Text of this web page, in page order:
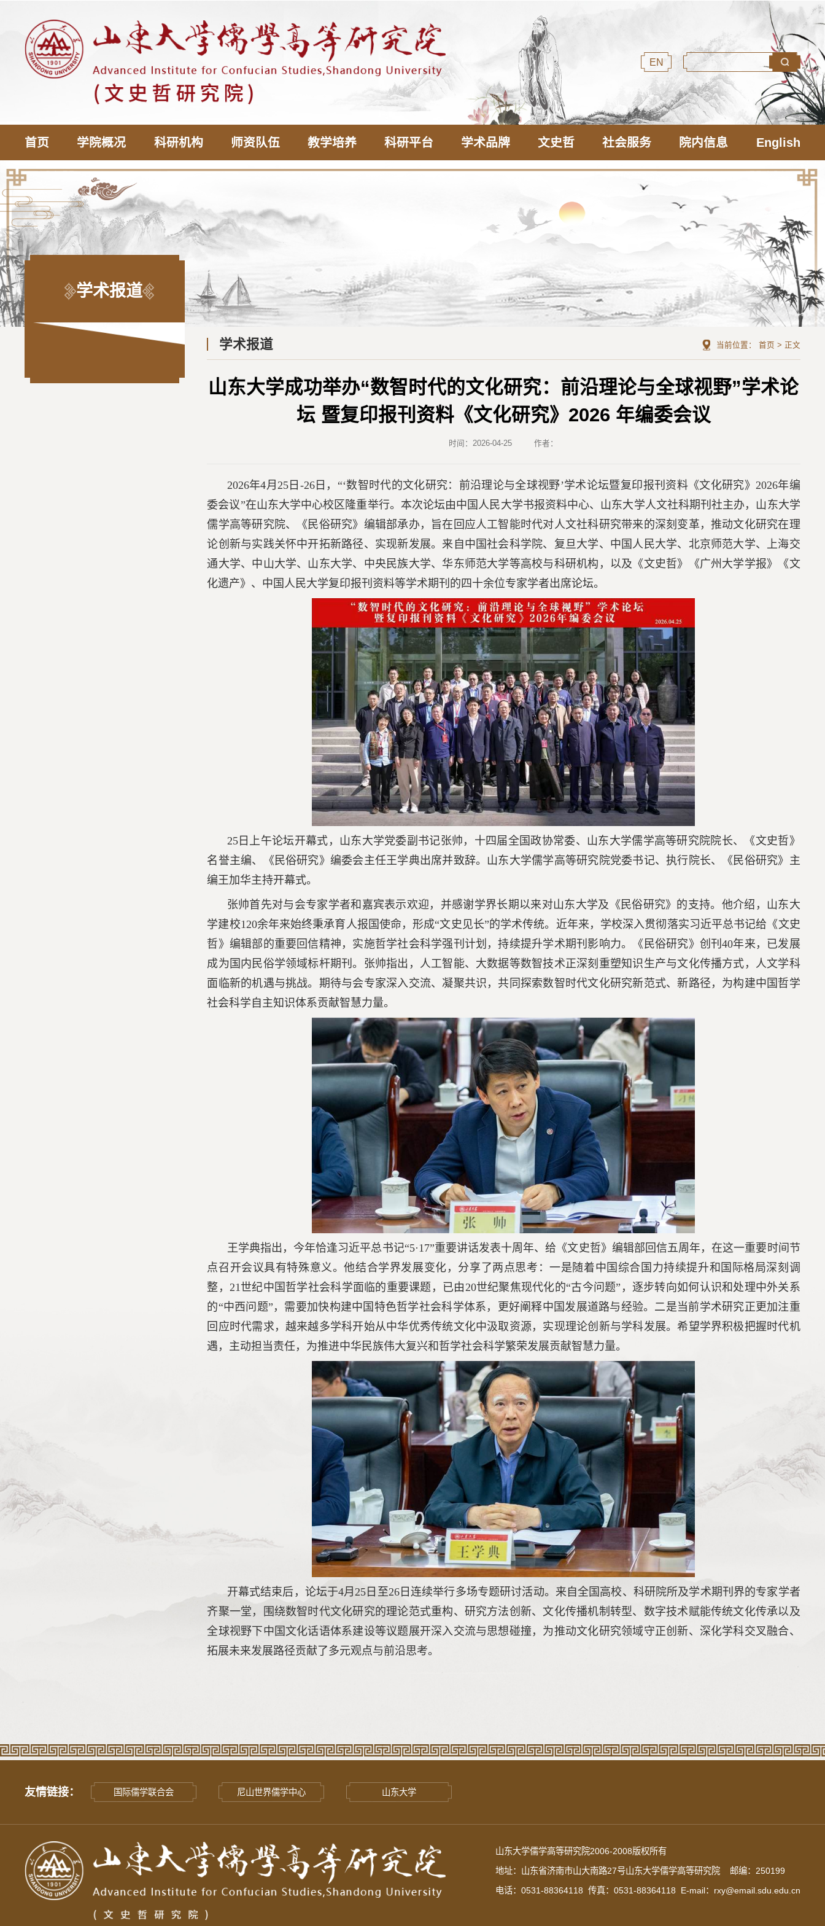
EN
首页 学院概况 科研机构 师资队伍 教学培养 科研平台 学术品牌 文史哲 社会服务 院内信息 English
学术报道
学术报道 当前位置： 首页 > 正文
山东大学成功举办“数智时代的文化研究：前沿理论与全球视野”学术论
坛 暨复印报刊资料《文化研究》2026 年编委会议
时间：2026-04-25 作者：
2026年4月25日-26日，“‘数智时代的文化研究：前沿理论与全球视野’学术论坛暨复印报刊资料《文化研究》2026年编
委会议”在山东大学中心校区隆重举行。本次论坛由中国人民大学书报资料中心、山东大学人文社科期刊社主办，山东大学
儒学高等研究院、《民俗研究》编辑部承办，旨在回应人工智能时代对人文社科研究带来的深刻变革，推动文化研究在理
论创新与实践关怀中开拓新路径、实现新发展。来自中国社会科学院、复旦大学、中国人民大学、北京师范大学、上海交
通大学、中山大学、山东大学、中央民族大学、华东师范大学等高校与科研机构，以及《文史哲》《广州大学学报》《文
化遗产》、中国人民大学复印报刊资料等学术期刊的四十余位专家学者出席论坛。
25日上午论坛开幕式，山东大学党委副书记张帅，十四届全国政协常委、山东大学儒学高等研究院院长、《文史哲》
名誉主编、《民俗研究》编委会主任王学典出席并致辞。山东大学儒学高等研究院党委书记、执行院长、《民俗研究》主
编王加华主持开幕式。
张帅首先对与会专家学者和嘉宾表示欢迎，并感谢学界长期以来对山东大学及《民俗研究》的支持。他介绍，山东大
学建校120余年来始终秉承育人报国使命，形成“文史见长”的学术传统。近年来，学校深入贯彻落实习近平总书记给《文史
哲》编辑部的重要回信精神，实施哲学社会科学强刊计划，持续提升学术期刊影响力。《民俗研究》创刊40年来，已发展
成为国内民俗学领域标杆期刊。张帅指出，人工智能、大数据等数智技术正深刻重塑知识生产与文化传播方式，人文学科
面临新的机遇与挑战。期待与会专家深入交流、凝聚共识，共同探索数智时代文化研究新范式、新路径，为构建中国哲学
社会科学自主知识体系贡献智慧力量。
王学典指出，今年恰逢习近平总书记“5·17”重要讲话发表十周年、给《文史哲》编辑部回信五周年，在这一重要时间节
点召开会议具有特殊意义。他结合学界发展变化，分享了两点思考：一是随着中国综合国力持续提升和国际格局深刻调
整，21世纪中国哲学社会科学面临的重要课题，已由20世纪聚焦现代化的“古今问题”，逐步转向如何认识和处理中外关系
的“中西问题”，需要加快构建中国特色哲学社会科学体系，更好阐释中国发展道路与经验。二是当前学术研究正更加注重
回应时代需求，越来越多学科开始从中华优秀传统文化中汲取资源，实现理论创新与学科发展。希望学界积极把握时代机
遇，主动担当责任，为推进中华民族伟大复兴和哲学社会科学繁荣发展贡献智慧力量。
开幕式结束后，论坛于4月25日至26日连续举行多场专题研讨活动。来自全国高校、科研院所及学术期刊界的专家学者
齐聚一堂，围绕数智时代文化研究的理论范式重构、研究方法创新、文化传播机制转型、数字技术赋能传统文化传承以及
全球视野下中国文化话语体系建设等议题展开深入交流与思想碰撞，为推动文化研究领域守正创新、深化学科交叉融合、
拓展未来发展路径贡献了多元观点与前沿思考。
友情链接： 国际儒学联合会 尼山世界儒学中心 山东大学
山东大学儒学高等研究院2006-2008版权所有
地址：山东省济南市山大南路27号山东大学儒学高等研究院 邮编：250199
电话：0531-88364118 传真：0531-88364118 E-mail：rxy@email.sdu.edu.cn